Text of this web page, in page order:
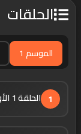
الحلقات
الموسم 1
1 الحلقة 1 الأولى